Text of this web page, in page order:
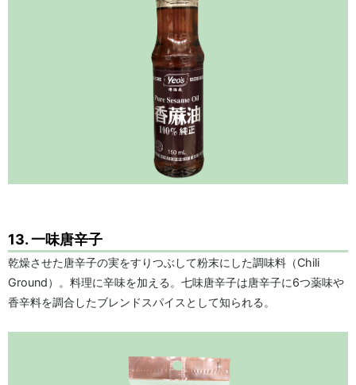
13. 一味唐辛子
乾燥させた唐辛子の実をすりつぶして粉末にした調味料（Chili
Ground）。料理に辛味を加える。七味唐辛子は唐辛子に6つ薬味や
香辛料を調合したブレンドスパイスとして知られる。